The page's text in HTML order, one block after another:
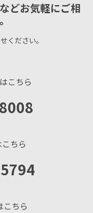
どお気軽にご相
ください。
こちら
ちら
こちら